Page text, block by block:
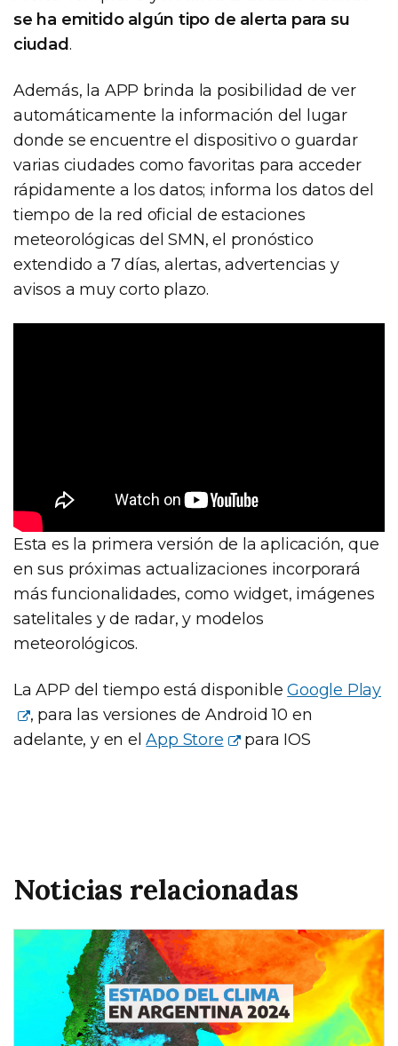
se ha emitido algún tipo de alerta para su
ciudad.
Además, la APP brinda la posibilidad de ver
automáticamente la información del lugar
donde se encuentre el dispositivo o guardar
varias ciudades como favoritas para acceder
rápidamente a los datos; informa los datos del
tiempo de la red oficial de estaciones
meteorológicas del SMN, el pronóstico
extendido a 7 días, alertas, advertencias y
avisos a muy corto plazo.
Esta es la primera versión de la aplicación, que
en sus próximas actualizaciones incorporará
más funcionalidades, como widget, imágenes
satelitales y de radar, y modelos
meteorológicos.
La APP del tiempo está disponibleGoogle Play
, para las versiones de Android 10 en
adelante, y en elApp Store para IOS
Noticias relacionadas